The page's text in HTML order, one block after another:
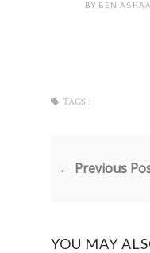
BY BEN
TAGS :
← Previous
YOU MAY